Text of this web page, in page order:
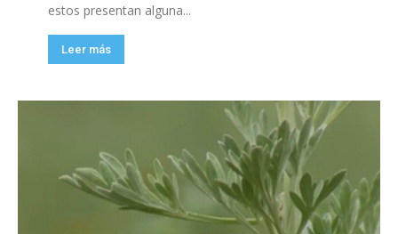
estos presentan alguna...
Leer más